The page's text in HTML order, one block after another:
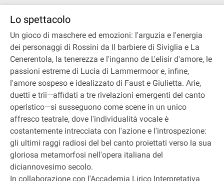
Lo spettacolo
Un gioco di maschere ed emozioni: l'arguzia e l'energia
dei personaggi di Rossini da Il barbiere di Siviglia e La
Cenerentola, la tenerezza e l'inganno de L'elisir d'amore, le
passioni estreme di Lucia di Lammermoor e, infine,
l'amore sospeso e idealizzato di Faust e Giulietta. Arie,
duetti e trii—affidati a tre rivelazioni emergenti del canto
operistico—si susseguono come scene in un unico
affresco teatrale, dove l'individualità vocale è
costantemente intrecciata con l'azione e l'introspezione:
gli ultimi raggi radiosi del bel canto proiettati verso la sua
gloriosa metamorfosi nell'opera italiana del
diciannovesimo secolo.
In collaborazione con l'Accademia Lirico Interpretativa